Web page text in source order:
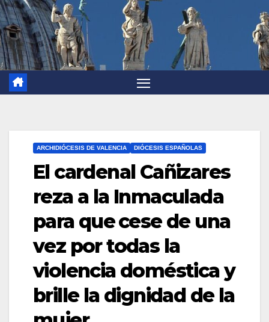
ARCHIDIÓCESIS DE VALENCIA DIÓCESIS ESPAÑOLAS
El cardenal Cañizares
reza a la Inmaculada
para que cese de una
vez por todas la
violencia doméstica y
brille la dignidad de la